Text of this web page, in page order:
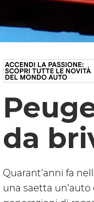
da
Quarant’anni fa
una saetta